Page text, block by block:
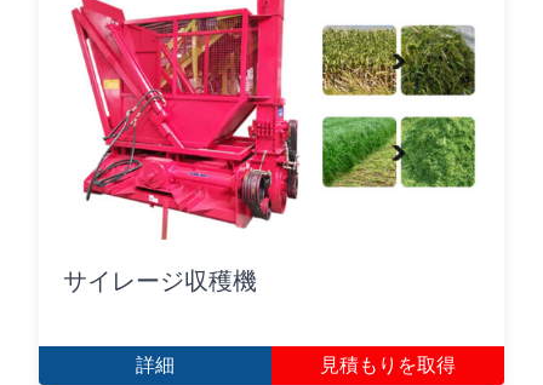
サイレージ収穫機
詳細 見積もりを取得